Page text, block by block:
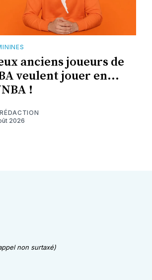
anciens joueurs de
veulent jouer en...
!
2026
non surtaxé)